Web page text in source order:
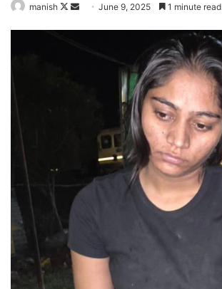
manish
Follow
SendJune 9, 2025 1 minute read